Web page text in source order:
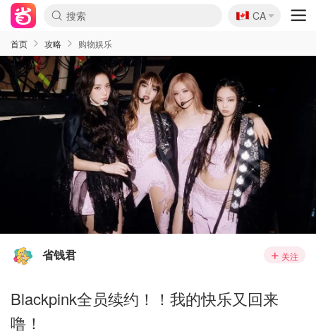
🇨🇦
CA
首页 攻略 购物娱乐
省钱君 关注
Blackpink全员续约！！我的快乐又回来
噜！